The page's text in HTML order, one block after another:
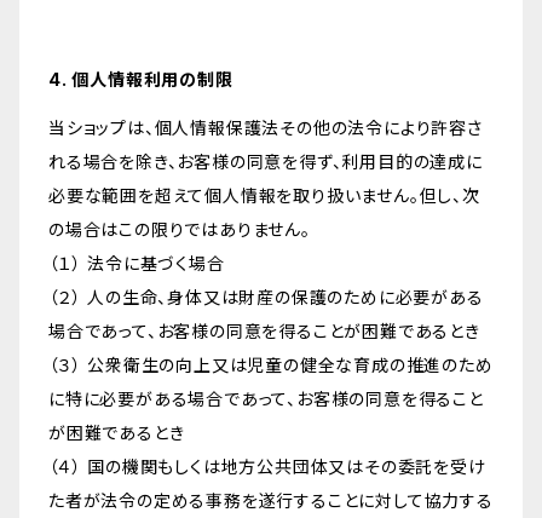
4. 個人情報利用の制限
当ショップは、個人情報保護法その他の法令により許容さ
れる場合を除き、お客様の同意を得ず、利用目的の達成に
必要な範囲を超えて個人情報を取り扱いません。但し、次
の場合はこの限りではありません。
（１） 法令に基づく場合
（２） 人の生命、身体又は財産の保護のために必要がある
場合であって、お客様の同意を得ることが困難であるとき
（３） 公衆衛生の向上又は児童の健全な育成の推進のため
に特に必要がある場合であって、お客様の同意を得ること
が困難であるとき
（４） 国の機関もしくは地方公共団体又はその委託を受け
た者が法令の定める事務を遂行することに対して協力する